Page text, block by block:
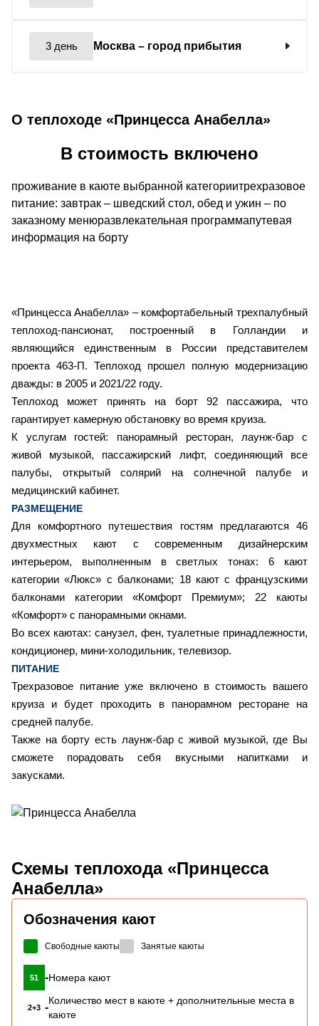
3 день Москва – город прибытия
О теплоходе «Принцесса Анабелла»
«Принцесса Анабелла» – комфортабельный трехпалубный
теплоход-пансионат, построенный в Голландии и
являющийся единственным в России представителем
проекта 463-П. Теплоход прошел полную модернизацию
дважды: в 2005 и 2021/22 году.
Теплоход может принять на борт 92 пассажира, что
гарантирует камерную обстановку во время круиза.
К услугам гостей: панорамный ресторан, лаунж-бар с
живой музыкой, пассажирский лифт, соединяющий все
палубы, открытый солярий на солнечной палубе и
медицинский кабинет.
РАЗМЕЩЕНИЕ
Для комфортного путешествия гостям предлагаются 46
двухместных кают с современным дизайнерским
интерьером, выполненным в светлых тонах: 6 кают
категории «Люкс» с балконами; 18 кают с французскими
балконами категории «Комфорт Премиум»; 22 каюты
«Комфорт» с панорамными окнами.
Во всех каютах: санузел, фен, туалетные принадлежности,
кондиционер, мини-холодильник, телевизор.
ПИТАНИЕ
Трехразовое питание уже включено в стоимость вашего
круиза и будет проходить в панорамном ресторане на
средней палубе.
Также на борту есть лаунж-бар с живой музыкой, где Вы
сможете порадовать себя вкусными напитками и
закусками.
В стоимость включено
проживание в каюте выбранной категориитрехразовое
питание: завтрак – шведский стол, обед и ужин – по
заказному менюразвлекательная программапутевая
информация на борту
Схемы теплохода «Принцесса
Анабелла»
Обозначения кают
Свободные каюты Занятые каюты
51 -Номера кают
2+3 -
Количество мест в каюте + дополнительные места в
каюте